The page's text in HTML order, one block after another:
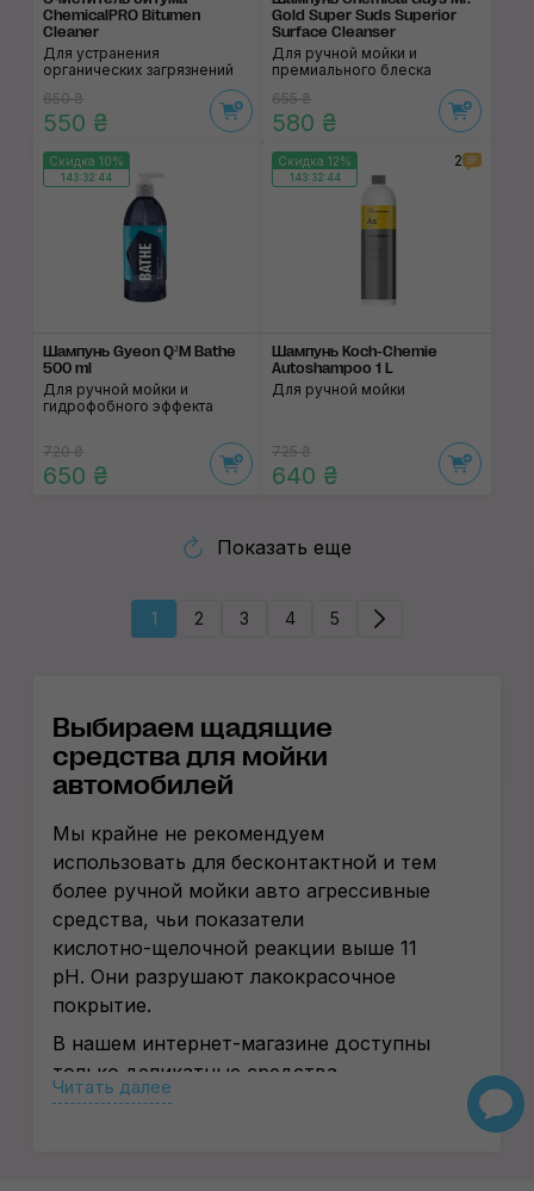
ChemicalPRO Bitumen
Cleaner
Для устранения
органических загрязнений
650 ₴
550 ₴
Gold Super Suds Superior
Surface Cleanser
Для ручной мойки и
премиального блеска
655 ₴
580 ₴
Скидка 10%
143:32:43
Шампунь Gyeon Q²M Bathe
500 ml
Для ручной мойки и
гидрофобного эффекта
720 ₴
650 ₴
Скидка 12%
143:32:43
2
Шампунь Koch-Chemie
Autoshampoo 1 L
Для ручной мойки
725 ₴
640 ₴
Показать еще
1 2 3 4 5
Выбираем щадящие
средства для мойки
автомобилей
Мы крайне не рекомендуем
использовать для бесконтактной и тем
более ручной мойки авто агрессивные
средства, чьи показатели
кислотно-щелочной реакции выше 11
pH. Они разрушают лакокрасочное
покрытие.
В нашем интернет-магазине доступны
только деликатные средства
проверенных брендов. Например,
Читать далее